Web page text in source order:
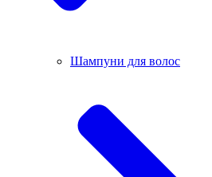
Шампуни для волос